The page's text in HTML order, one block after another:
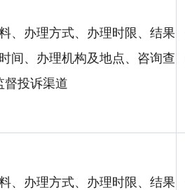
、办理方式、办理时限、结果
间、办理机构及地点、咨询查
督投诉渠道
、办理方式、办理时限、结果